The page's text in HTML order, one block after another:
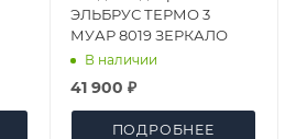
ЭЛЬБРУС ТЕРМО 3
МУАР 8019 ЗЕРКАЛО
В наличии
41 900 ₽
ПОДРОБНЕЕ